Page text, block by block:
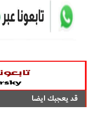
قد يعجبك ايضا